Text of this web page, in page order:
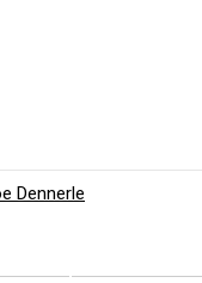
Dennerle